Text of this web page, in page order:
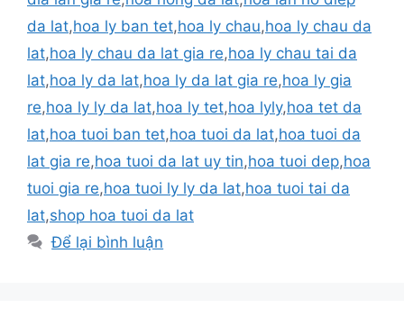
da lat,hoa ly ban tet,hoa ly chau,hoa ly chau da
lat,hoa ly chau da lat gia re,hoa ly chau tai da
lat,hoa ly da lat,hoa ly da lat gia re,hoa ly gia
re,hoa ly ly da lat,hoa ly tet,hoa lyly,hoa tet da
lat,hoa tuoi ban tet,hoa tuoi da lat,hoa tuoi da
lat gia re,hoa tuoi da lat uy tin,hoa tuoi dep,hoa
tuoi gia re,hoa tuoi ly ly da lat,hoa tuoi tai da
lat,shop hoa tuoi da lat
Để lại bình luận